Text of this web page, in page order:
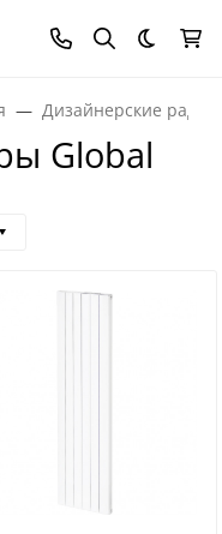
Темная
Дизайнерские
Global